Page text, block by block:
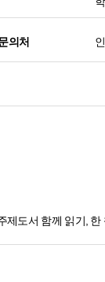
의처
제도서 함께 읽기, 한